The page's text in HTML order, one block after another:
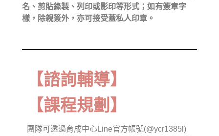
名、剪貼錄製、列印或影印等形式；如有簽章字
樣，除親簽外，亦可接受蓋私人印章。
【諮詢輔導】
【課程規劃】
團隊可透過育成中心Line官方帳號(@ycr1385l)